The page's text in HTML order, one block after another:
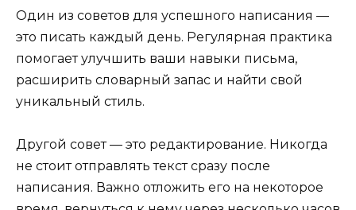
Один из советов для успешного написания —
это писать каждый день. Регулярная практика
помогает улучшить ваши навыки письма,
расширить словарный запас и найти свой
уникальный стиль.
Другой совет — это редактирование. Никогда
не стоит отправлять текст сразу после
написания. Важно отложить его на некоторое